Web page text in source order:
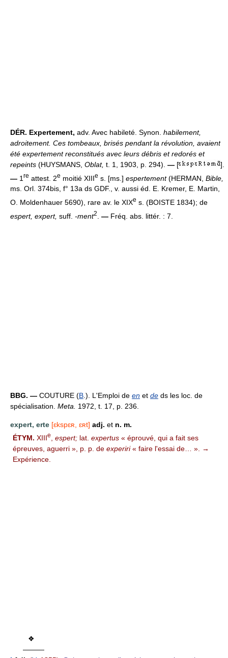
DÉR. Expertement, adv. Avec habileté. Synon. habilement,
adroitement. Ces tombeaux, brisés pendant la révolution, avaient
été expertement reconstitués avec leurs débris et redorés et
repeints (HUYSMANS, Oblat, t. 1, 1903, p. 294). — [
].
— 1 re attest. 2e moitié XIIIe s. [ms.] espertement(HERMAN, Bible,
ms. Orl. 374bis, f° 13a ds GDF., v. aussi éd. E. Kremer, E. Martin,
O. Moldenhauer 5690), rare av. le XIXe s. (BOISTE 1834); de
espert, expert, suff. -ment2 — Fréq. abs. littér. : 7.
BBG. — COUTURE (B .). L'Emploi de en et de ds les loc. de
spécialisation. Meta. 1972, t. 17, p. 236.
expert, erte [ɛkspɛʀ, ɛʀt] adj. et n. m.
ÉTYM. XIIIe, espert; lat. expertus « éprouvé, qui a fait ses
épreuves, aguerri », p. p. de experiri« faire l'essai de… ». →
Expérience.
❖
———